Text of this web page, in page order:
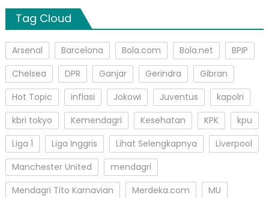
Tag Cloud
Arsenal Barcelona Bola.com Bola.net
BPIP
Chelsea
DPR Ganjar Gerindra
Gibran
Hot Topic
inflasi Jokowi Juventus
kapolri
kbri tokyo
Kemendagri Kesehatan KPK
kpu
Liga 1
Liga Inggris Lihat Selengkapnya
Liverpool
Manchester United
mendagri
Mendagri Tito Karnavian
Merdeka.com
MU